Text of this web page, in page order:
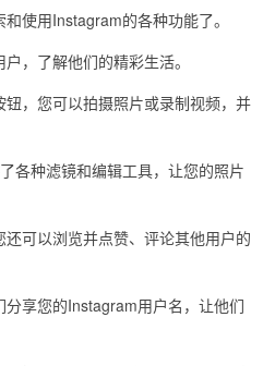
用Instagram的各种功能了。
了解他们的精彩生活。
，您可以拍摄照片或录制视频，并
种滤镜和编辑工具，让您的照片
可以浏览并点赞、评论其他用户的
享您的Instagram用户名，让他们